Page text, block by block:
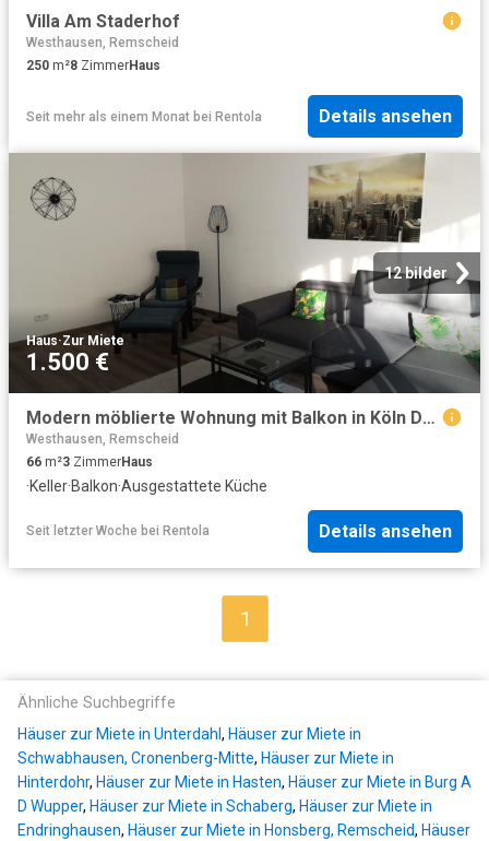
Villa Am Staderhof
Westhausen, Remscheid
250 m²8 ZimmerHaus
Seit mehr als einem Monat bei Rentola Details ansehen
12 bilder
Haus·Zur Miete
1.500 €
Modern möblierte Wohnung mit Balkon in Köln Dünnwald Video online – zeitwohnen.de
Westhausen, Remscheid
66 m²3 ZimmerHaus
·Keller·Balkon·Ausgestattete Küche
Seit letzter Woche bei Rentola Details ansehen
1
Ähnliche Suchbegriffe
Häuser zur Miete in Unterdahl , Häuser zur Miete in
Schwabhausen, Cronenberg-Mitte, Häuser zur Miete in
Hinterdohr, Häuser zur Miete in Hasten, Häuser zur Miete in Burg A
D Wupper, Häuser zur Miete in Schaberg, Häuser zur Miete in
Endringhausen, Häuser zur Miete in Honsberg, Remscheid, Häuser